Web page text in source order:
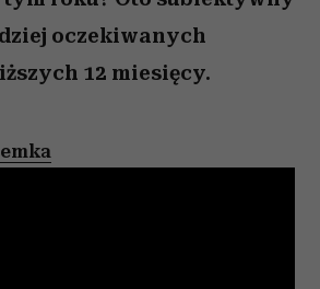
oczekiwanych
12 miesięcy.